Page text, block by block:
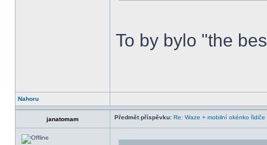
To by bylo "the
Nahoru
janatomam Předmět příspěvku: Re: Waze + mobilní okénko řidiče